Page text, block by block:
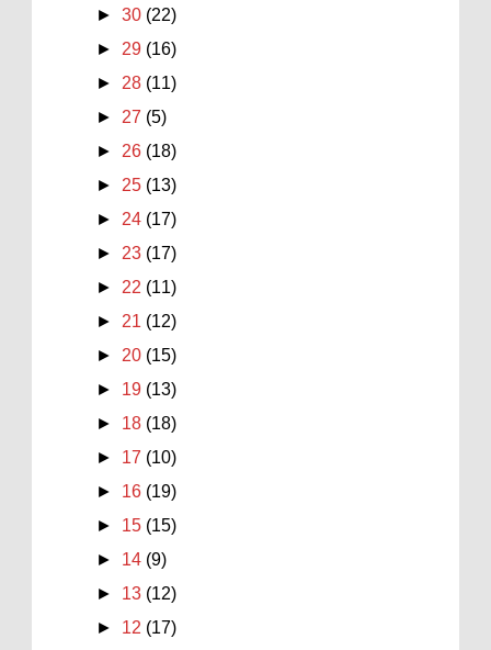
►30 (22)
► 29 (16)
► 28 (11)
► 27 (5)
► 26 (18)
► 25 (13)
► 24 (17)
► 23 (17)
► 22 (11)
► 21 (12)
► 20 (15)
► 19 (13)
► 18 (18)
► 17 (10)
► 16 (19)
► 15 (15)
► 14 (9)
► 13 (12)
► 12 (17)